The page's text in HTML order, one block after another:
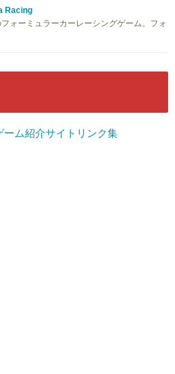
Racing
フォーミュラーカーレーシングゲーム。フォ
ム紹介サイトリンク集